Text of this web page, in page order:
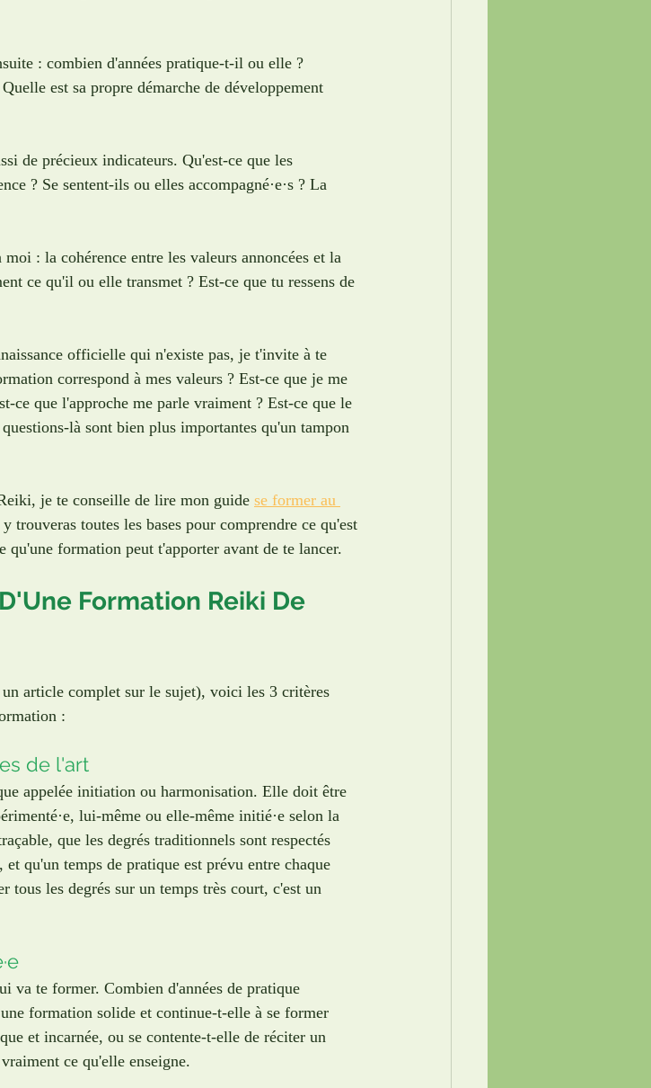
: combien d'années pratique-t-il ou elle ?
est sa propre démarche de développement
de précieux indicateurs. Qu'est-ce que les
? Se sentent-ils ou elles accompagné·e·s ? La
: la cohérence entre les valeurs annoncées et la
ce qu'il ou elle transmet ? Est-ce que tu ressens de
officielle qui n'existe pas, je t'invite à te
correspond à mes valeurs ? Est-ce que je me
ce que l'approche me parle vraiment ? Est-ce que le
là sont bien plus importantes qu'un tampon
je te conseille de lire mon guide se former au
trouveras toutes les bases pour comprendre ce qu'est
formation peut t'apporter avant de te lancer.
Formation Reiki De
article complet sur le sujet), voici les 3 critères
:
de l'art
appelée initiation ou harmonisation. Elle doit être
lui-même ou elle-même initié·e selon la
que les degrés traditionnels sont respectés
qu'un temps de pratique est prévu entre chaque
les degrés sur un temps très court, c'est un
va te former. Combien d'années de pratique
formation solide et continue-t-elle à se former
et incarnée, ou se contente-t-elle de réciter un
ce qu'elle enseigne.